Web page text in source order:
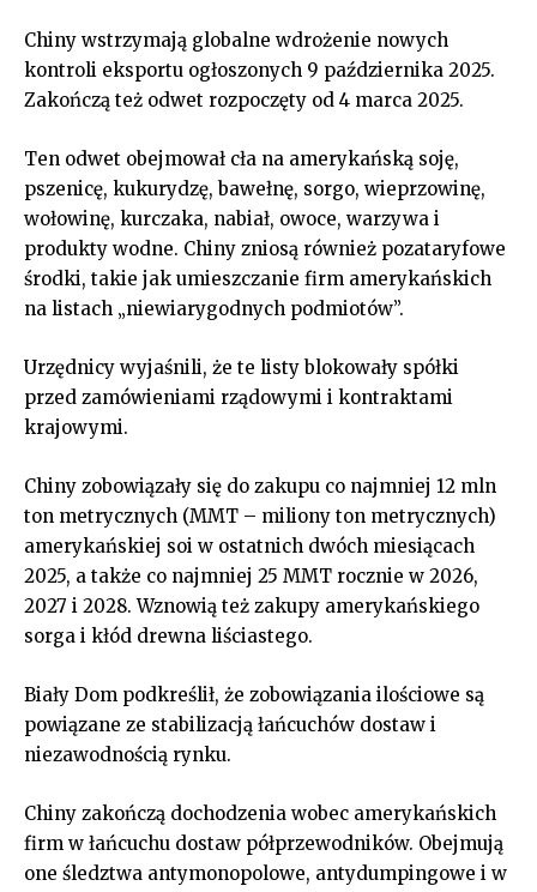
Chiny wstrzymają globalne wdrożenie nowych
kontroli eksportu ogłoszonych 9 października 2025.
Zakończą też odwet rozpoczęty od 4 marca 2025.
Ten odwet obejmował cła na amerykańską soję,
pszenicę, kukurydzę, bawełnę, sorgo, wieprzowinę,
wołowinę, kurczaka, nabiał, owoce, warzywa i
produkty wodne. Chiny zniosą również pozataryfowe
środki, takie jak umieszczanie firm amerykańskich
na listach „niewiarygodnych podmiotów”.
Urzędnicy wyjaśnili, że te listy blokowały spółki
przed zamówieniami rządowymi i kontraktami
krajowymi.
Chiny zobowiązały się do zakupu co najmniej 12 mln
ton metrycznych (MMT – miliony ton metrycznych)
amerykańskiej soi w ostatnich dwóch miesiącach
2025, a także co najmniej 25 MMT rocznie w 2026,
2027 i 2028. Wznowią też zakupy amerykańskiego
sorga i kłód drewna liściastego.
Biały Dom podkreślił, że zobowiązania ilościowe są
powiązane ze stabilizacją łańcuchów dostaw i
niezawodnością rynku.
Chiny zakończą dochodzenia wobec amerykańskich
firm w łańcuchu dostaw półprzewodników. Obejmują
one śledztwa antymonopolowe, antydumpingowe i w